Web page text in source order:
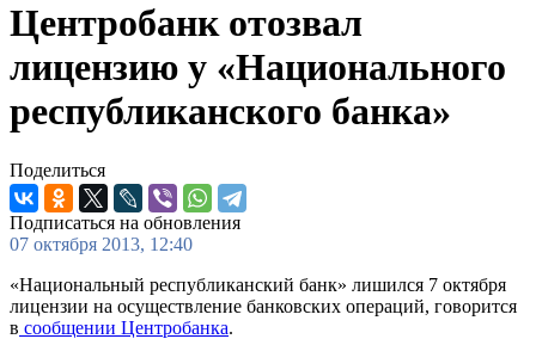
Центробанк отозвал
лицензию у «Национального
республиканского банка»
Поделиться
Подписаться на обновления
07 октября 2013, 12:40
«Национальный республиканский банк» лишился 7 октября
лицензии на осуществление банковских операций, говорится
в сообщении Центробанка.